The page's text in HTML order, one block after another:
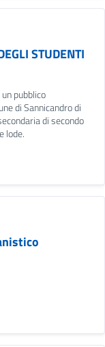
STUDENTI
pubblico
di Sannicandro di
di secondo
lode.